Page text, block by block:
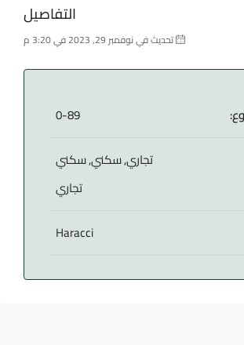
التفاصيل
تحديث في نوفمبر 29, 2023 في 3:20 م
0-89
تجاري, سكني, سكني
تجاري
Haracci